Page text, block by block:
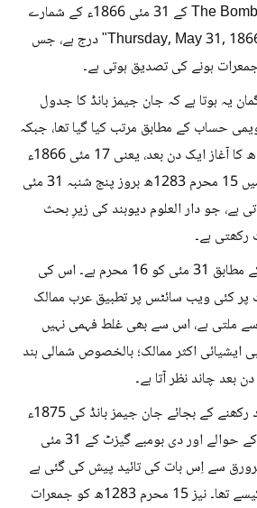
مزید یہ کہ The Bombay Gazette کے 31 مئی 1866ء کے شمارے
کے عنوان میں صراحتاً "Thursday, May 31, 1866" درج ہے، جس
یہ ہوتا ہے کہ جان جیمز بانڈ کا جدول
حساب کے مطابق مرتب کیا گیا تھا، جبکہ
برصغیر میں محرم 1283ھ کا آغاز ایک دن بعد، یعنی 17 مئی 1866ء
کو ہوا ہوگا۔ اس صورت میں 15 محرم 1283ھ بروز پنج شنبہ 31 مئی
پاتی ہے، جو دار العلوم دیوبند کی زیرِ بحث
ہے۔
"بعض حسابی تقویموں کے مطابق 31 مئی کو 16 محرم ہے۔ اس کی
پر کئی ویب سائٹس پر تطبیق عرب ممالک
سے ملتی ہے، اس سے بھی غلط فہمی نہیں
ایشیائی اکثر ممالک؛ بالخصوص شمالی ہند
چاند نظر آتا ہے۔
صرف حسابات تک محدود رکھنے کے بجائے جان جیمز بانڈ کی 1875ء
میں لندن سے شائع کتاب کے حوالے اور دی بومبے گیزٹ کے 31 مئی
سرورق سے اِس بات کی تائید پیش کی گئی ہے
کہ 31 مئی کو جمعرات کیسے تھا۔ نیز 15 محرم 1283ھ کو جمعرات